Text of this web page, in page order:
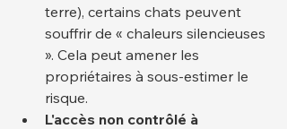
terre), certains chats peuvent
souffrir de « chaleurs silencieuses
». Cela peut amener les
propriétaires à sous-estimer le
risque.
L'accès non contrôlé à